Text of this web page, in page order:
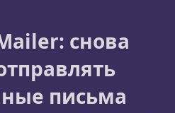
снова
письма